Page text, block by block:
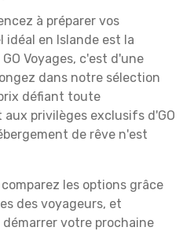
à préparer vos
idéal en Islande est la
Voyages, c'est d'une
dans notre sélection
défiant toute
privilèges exclusifs d'GO
de rêve n'est
les options grâce
des voyageurs, et
votre prochaine